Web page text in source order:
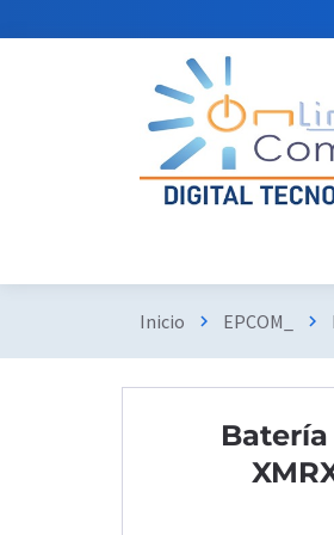
Inicio chevron_right EPCOM_ chevron_right
Batería